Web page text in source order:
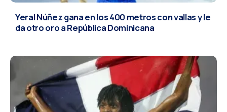
Yeral Núñez gana en los 400 metros con vallas y le
da otro oro a República Dominicana